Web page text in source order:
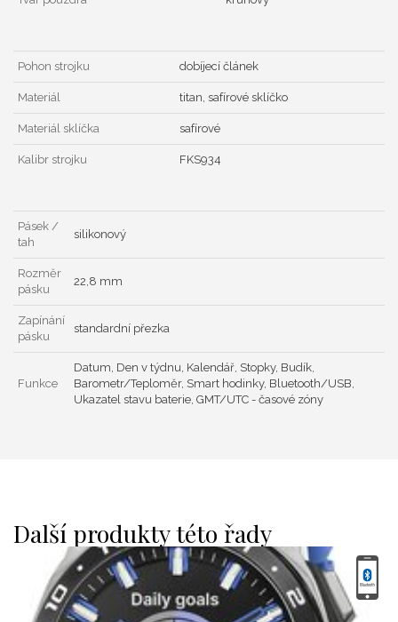
Pohon strojku dobíjecí článek
Materiál titan, safírové sklíčko
Materiál sklíčka safírové
Kalibr strojku FKS934
Pásek /
tah
silikonový
Rozměr
pásku
22,8 mm
Zapínání
pásku
standardní přezka
Funkce
Datum, Den v týdnu, Kalendář, Stopky, Budík,
Barometr/Teploměr, Smart hodinky, Bluetooth/USB,
Ukazatel stavu baterie, GMT/UTC - časové zóny
Další produkty této řady